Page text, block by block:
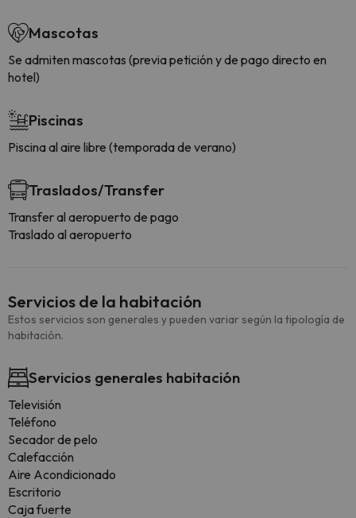
Mascotas
Se admiten mascotas (previa petición y de pago directo en
hotel)
Piscinas
Piscina al aire libre (temporada de verano)
Traslados/Transfer
Transfer al aeropuerto de pago
Traslado al aeropuerto
Servicios de la habitación
Estos servicios son generales y pueden variar según la tipología de
habitación.
Servicios generales habitación
Televisión
Teléfono
Secador de pelo
Calefacción
Aire Acondicionado
Escritorio
Caja fuerte